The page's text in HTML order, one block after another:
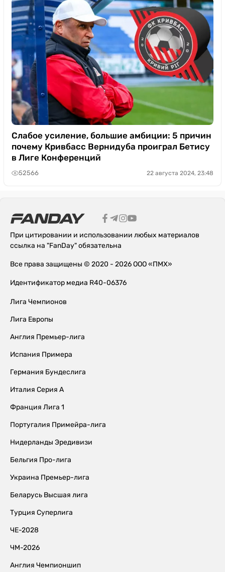
Слабое усиление, большие амбиции: 5 причин
почему Кривбасс Вернидуба проиграл Бетису
в Лиге Конференций
52566 22 августа 2024, 23:48
При цитировании и использовании любых материалов
ссылка на "FanDay" обязательна
Все права защищены © 2020 - 2026 ООО «ПМХ»
Идентификатор медиа R40-06376
Лига Чемпионов
Лига Европы
Англия Премьер-лига
Испания Примера
Германия Бундеслига
Италия Серия А
Франция Лига 1
Португалия Примейра-лига
Нидерланды Эредивизи
Бельгия Про-лига
Украина Премьер-лига
Беларусь Высшая лига
Турция Суперлига
ЧЕ-2028
ЧМ-2026
Англия Чемпионшип